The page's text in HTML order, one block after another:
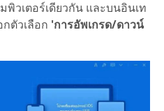
วเตอร์เดียวกัน และบนอินเท
กตัวเลือก 'การอัพเกรด/ดาวน์